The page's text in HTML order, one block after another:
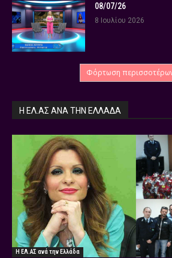
08/07/26
8 Ιουλίου 2026
Φόρτωση
Η ΕΛ.ΑΣ ΑΝΆ ΤΗΝ ΕΛΛΆΔΑ
Η ΕΛ.ΑΣ ανά την Ελλάδα